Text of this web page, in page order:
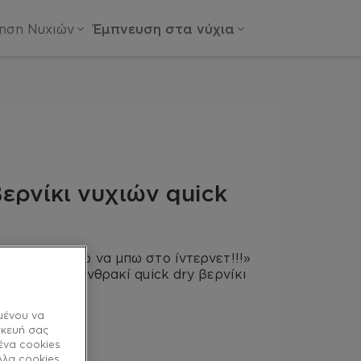
Νυχιών Έμπνευση στα νύχια
νυχιών quick
Προσπαθώ να μπω στο ίντερνετ!!!»
το σκούρο ανθρακί quick dry βερνίκι
πέρλες.
να
σας
cookies
cookies